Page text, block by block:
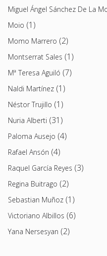
Miguel Ángel Sánchez De La
Moio (1)
Momo Marrero (2)
Montserrat Sales (1)
Mª Teresa Aguiló (7)
Naldi Martínez (1)
Néstor Trujillo (1)
Nuria Alberti (31)
Paloma Ausejo (4)
Rafael Ansón (4)
Raquel García Reyes (3)
Regina Buitrago (2)
Sebastian Muñoz (1)
Victoriano Albillos (6)
Yana Nersesyan (2)